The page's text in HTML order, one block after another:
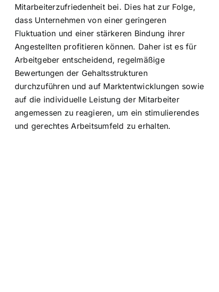
Mitarbeiterzufriedenheit bei. Dies hat zur Folge,
dass Unternehmen von einer geringeren
Fluktuation und einer stärkeren Bindung ihrer
Angestellten profitieren können. Daher ist es für
Arbeitgeber entscheidend, regelmäßige
Bewertungen der Gehaltsstrukturen
durchzuführen und auf Marktentwicklungen sowie
auf die individuelle Leistung der Mitarbeiter
angemessen zu reagieren, um ein stimulierendes
und gerechtes Arbeitsumfeld zu erhalten.